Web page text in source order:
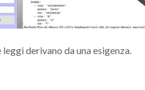
derivano da una esigenza.